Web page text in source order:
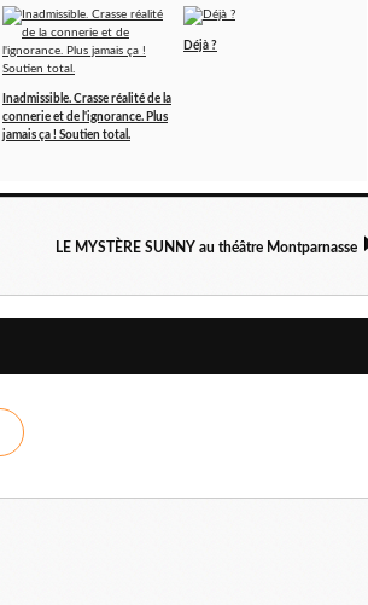
Inadmissible. Crasse réalité de la
connerie et de l'ignorance. Plus
jamais ça ! Soutien total.
Déjà ?
LE MYSTÈRE SUNNY au théâtre Montparnasse